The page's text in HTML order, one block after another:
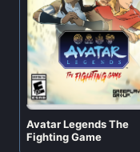
Avatar Legends The
Fighting Game